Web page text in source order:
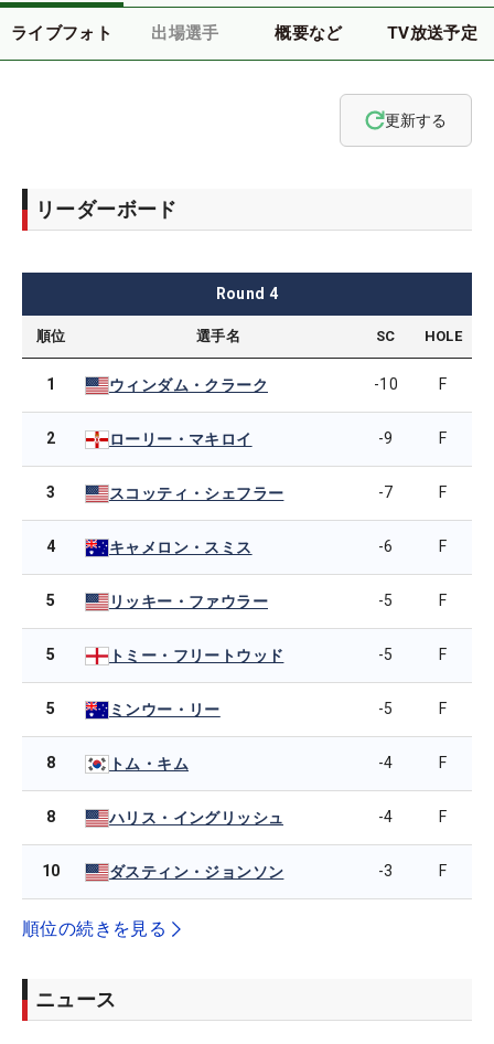
ライブフォト 出場選手 概要など TV放送予定
更新する
リーダーボード
Round 4
順位 選手名 SC HOLE
1 ウィンダム・クラーク -10 F
2 ローリー・マキロイ -9 F
3 スコッティ・シェフラー -7 F
4 キャメロン・スミス -6 F
5 リッキー・ファウラー -5 F
5 トミー・フリートウッド -5 F
5 ミンウー・リー -5 F
8 トム・キム -4 F
8 ハリス・イングリッシュ -4 F
10 ダスティン・ジョンソン -3 F
順位の続きを見る
ニュース